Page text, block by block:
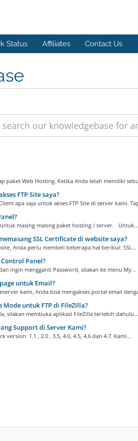
Status Affiliates Contact Us
paket Web Hosting. Ketika Anda telah memiliki
FTP Site saya?
apa saja untuk akses FTP Site di server kami.
masing-masing paket hosting / server. Untuk...
SSL Certificate di website saya?
Anda perlu membeli beberapa hal berikut: SSL...
Panel?
ingin mengganti Password, silakan ke menu My...
untuk Email?
kami, Anda bisa mengakses portal email
untuk FTP di FileZilla?
silakan membuka aplikasi FileZilla terlebih
Support di Server Kami?
version: 1.1 , 2.0 , 3.5, 4.0, 4.5, 4.6 dan 4.7. Kami...